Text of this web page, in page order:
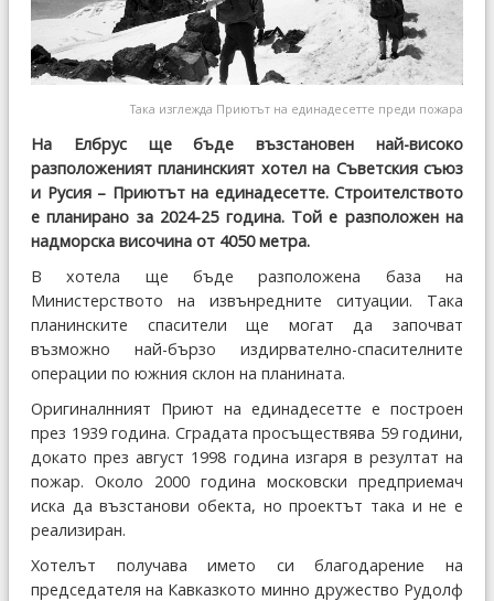
Така изглежда Приютът на единадесетте преди пожара
На Елбрус ще бъде възстановен най-високо
разположеният планинският хотел на Съветския съюз
и Русия – Приютът на единадесетте. Строителството
е планирано за 2024-25 година. Той е разположен на
надморска височина от 4050 метра.
В хотела ще бъде разположена база на
Министерството на извънредните ситуации. Така
планинските спасители ще могат да започват
възможно най-бързо издирвателно-спасителните
операции по южния склон на планината.
Оригиналнният Приют на единадесетте е построен
през 1939 година. Сградата просъществява 59 години,
докато през август 1998 година изгаря в резултат на
пожар. Около 2000 година московски предприемач
иска да възстанови обекта, но проектът така и не е
реализиран.
Хотелът получава името си благодарение на
председателя на Кавказкото минно дружество Рудолф